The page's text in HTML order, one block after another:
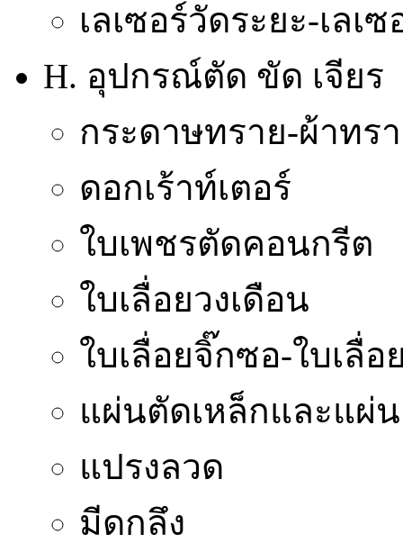
เลเซอร์วัดระยะ-เลเ
H. อุปกรณ์ตัด ขัด เจียร
กระดาษทราย-ผ้าทร
ดอกเร้าท์เตอร์
ใบเพชรตัดคอนกรีต
ใบเลื่อยวงเดือน
ใบเลื่อยจิ๊กซอ-ใบเลื่อ
แผ่นตัดเหล็กและแผ่น
แปรงลวด
มีดกลึง